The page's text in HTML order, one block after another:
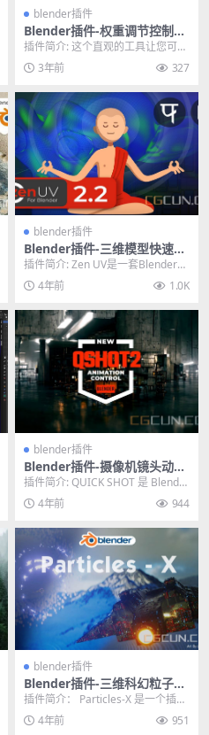
blender插件
Blender插件-权重调节控制插
件 Adjust Vertex Weights v
1.3.1
插件简介: 这个直观的工具让您可以
通过可以控制选中点移动时的权重
分布，对周围点面...
3年前 327
blender插件
Blender插件-三维模型快速展
UV工具 Zen UV 2.2.3
插件简介: Zen UV是一套Blender工
具，可以使用管道在Blender中...
4年前 1.0K
blender插件
Blender插件-摄像机镜头动画
插件 Qshot 2.0.9 含使用教程
插件简介: QUICK SHOT 是 Blender
2.8+ 的一个插件，它允...
4年前 944
blender插件
Blender插件-三维科幻粒子系
统模拟插件 Particles-X Pro V
1.21含使用教程
插件简介： Particles-X 是一个插
件，它通过几个步骤和一些调整简
化了 ...
4年前 951